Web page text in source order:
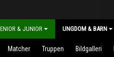
& JUNIOR UNGDOM & BARN
Matcher Truppen Bildgalleri